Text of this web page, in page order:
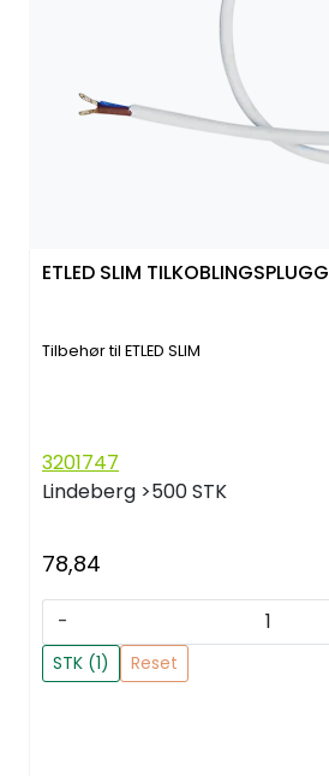
ETLED SLIM TILKOBLINGSPLUGG
Tilbehør til ETLED SLIM
3201747
Lindeberg >500 STK
78,84
-
STK (1) Reset